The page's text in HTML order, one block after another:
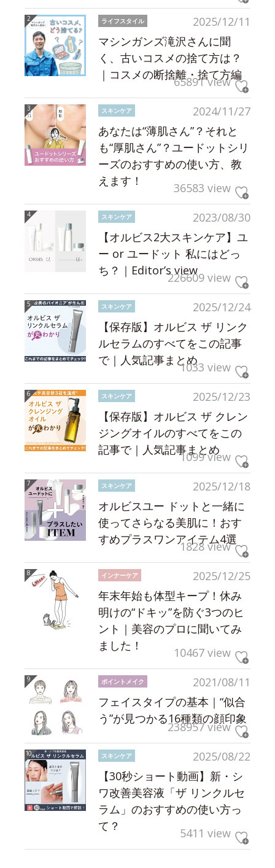
2025/12/11
ライフスタイル
マシンガンズ滝沢さんに聞
く、古いコスメの捨て方は？
｜コスメの断捨離・捨て方編
65891 view
2024/11/27
スキンケア
あなたは“薄肌さん”？それと
も“厚肌さん”？ユードットシリ
ーズのおすすめの使い方、教
えます！
36583 view
2023/08/30
スキンケア
【オルビス2大スキンケア】ユ
ー or ユードット 私にはどっ
ち？｜Editor’s view226609 view
2025/12/24
スキンケア
【保存版】オルビス ザ リンク
ルセラムのすべてをこの記事
で｜人気記事まとめ1033 view
2025/12/23
スキンケア
【保存版】オルビス ザ クレン
ジングオイルのすべてをこの
記事で｜人気記事まとめ
1099 view
2025/12/18
スキンケア
オルビスユー ドットと一緒に
使ってさらなる美肌に！おす
すめプラスワンアイテム4選
1828 view
2025/12/25
インナーケア
年末年始も体型キープ！休み
明けの“ドキッ”を防ぐ3つのヒ
ント｜美容のプロに聞いてみ
ました！
10467 view
2021/08/11
ポイントメイク
フェイスタイプの基本｜“似合
う”が見つかる16種類の顔印象
238957 view
2025/08/22
スキンケア
【30秒ショート動画】新・シ
ワ改善美容液「ザ リンクルセ
ラム」のおすすめの使い方っ
て？
5411 view